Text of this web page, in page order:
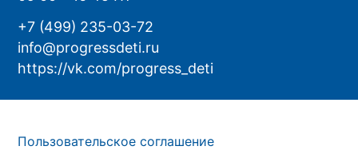
+7 (499) 235-03-72
info@progressdeti.ru
https://vk.com/progress_deti
Пользовательское соглашение